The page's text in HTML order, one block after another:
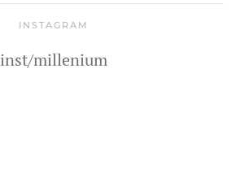
INSTAGRAM
inst/millenium